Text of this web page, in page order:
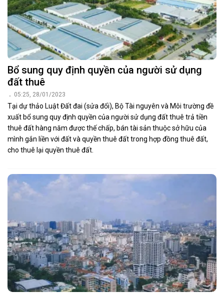
Bổ sung quy định quyền của người sử dụng
đất thuê
05:25, 28/01/2023
Tại dự thảo Luật Đất đai (sửa đổi), Bộ Tài nguyên và Môi trường đề
xuất bổ sung quy định quyền của người sử dụng đất thuê trả tiền
thuê đất hàng năm được thế chấp, bán tài sản thuộc sở hữu của
mình gắn liền với đất và quyền thuê đất trong hợp đồng thuê đất,
cho thuê lại quyền thuê đất.